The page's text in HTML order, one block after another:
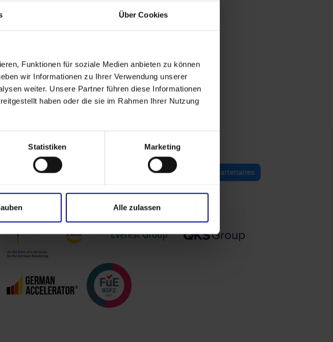
Über Cookies
Funktionen für soziale Medien anbieten zu können
wir Informationen zu Ihrer Verwendung unserer
weiter. Unsere Partner führen diese Informationen
haben oder die sie im Rahmen Ihrer Nutzung
Statistiken Marketing
Alle zulassen
Zirkusweg 1
20359 Hamburg
Contacter FAQ Self-service Portail des partenaires